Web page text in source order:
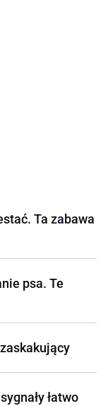
Ta zabawa
psa. Te
łatwo